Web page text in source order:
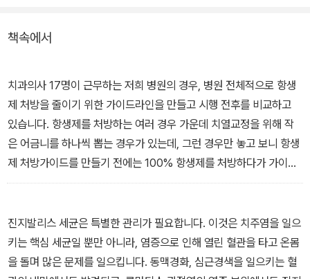
책속에서
치과의사 17명이 근무하는 저희 병원의 경우, 병원 전체적으로 항생
제 처방을 줄이기 위한 가이드라인을 만들고 시행 전후를 비교하고
있습니다. 항생제를 처방하는 여러 경우 가운데 치열교정을 위해 작
은 어금니를 하나씩 뽑는 경우가 있는데, 그런 경우만 놓고 보니 항생
제 처방가이드를 만들기 전에는 100% 항생제를 처방하다가 가이드
라인을 마련한 후에는 몇 달 동안 전혀 항생제를 처방하지 않았습니
다. 무슨 일이 일어났을까요? 아무 일도 일어나지 않았습니다. 감염
된 사례가 없었다는 것입니다.
- <1. 항생제와 미생물, 그리고 우리의 건강> 중에서
진지발리스 세균은 특별한 관리가 필요합니다. 이것은 치주염을 일으
키는 핵심 세균일 뿐만 아니라, 염증으로 인해 열린 혈관을 타고 온몸
을 돌며 많은 문제를 일으킵니다. 동맥경화, 심근경색을 일으키는 혈